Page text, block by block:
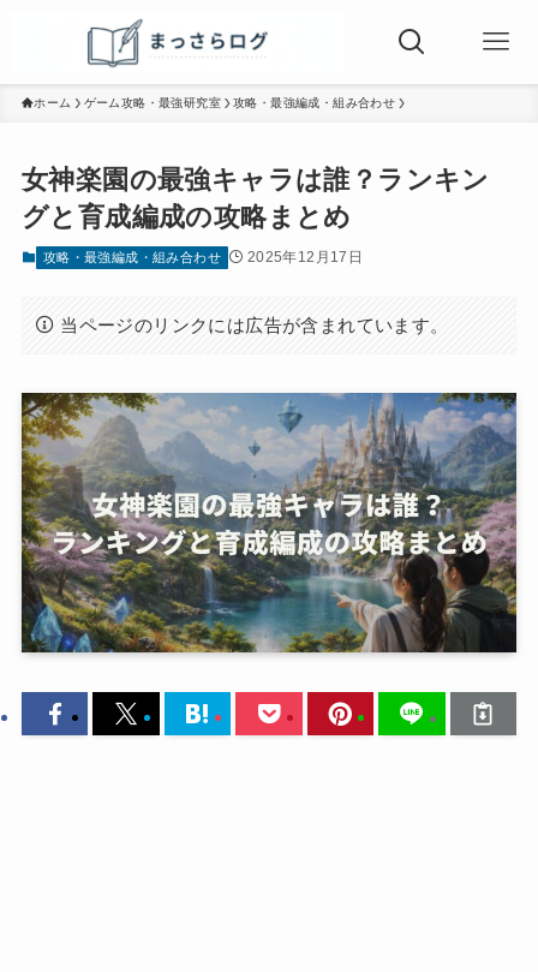
ホーム ゲーム攻略・最強研究室 攻略・最強編成・組み合わせ
女神楽園の最強キャラは誰？ランキン
グと育成編成の攻略まとめ
攻略・最強編成・組み合わせ 2025年12月17日
当ページのリンクには広告が含まれています。